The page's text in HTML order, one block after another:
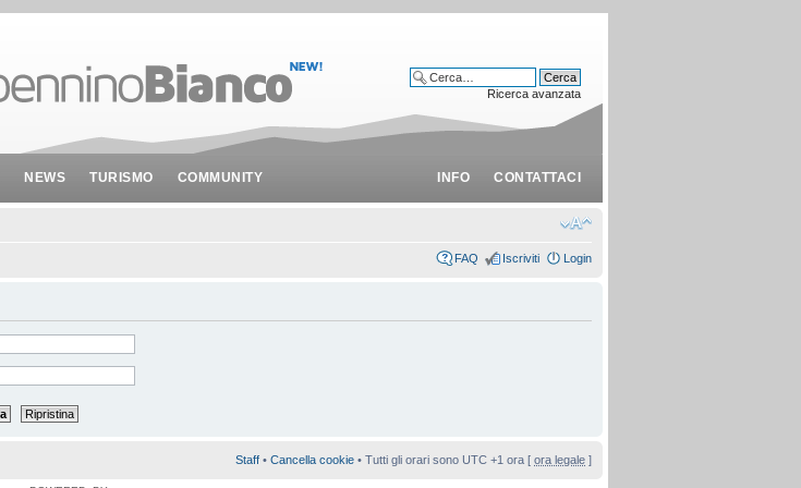
NEWS TURISMO COMMUNITY INFO CONTATTACI
Ricerca avanzata
FAQ Iscriviti Login
Staff • Cancella cookie • Tutti gli orari sono UTC +1 ora [ ora legale ]